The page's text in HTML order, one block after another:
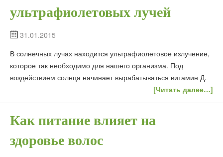
ультрафиолетовых лучей
31.01.2015
В солнечных лучах находится ультрафиолетовое излучение,
которое так необходимо для нашего организма. Под
воздействием солнца начинает вырабатываться витамин Д.
[Читать далее…]
Как питание влияет на
здоровье волос